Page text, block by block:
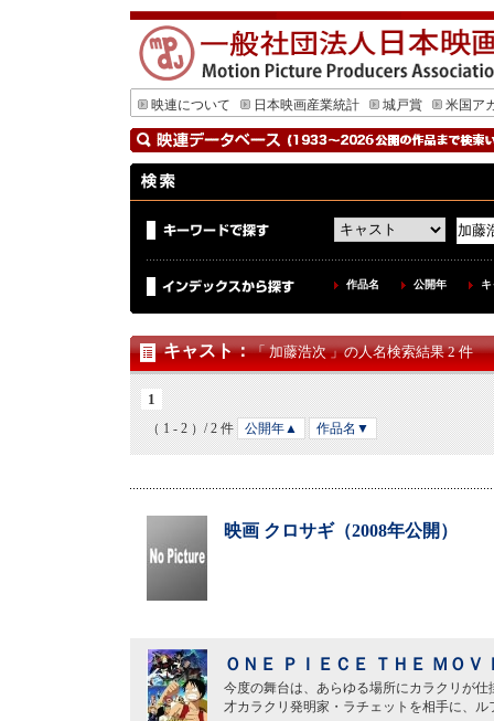
映連について 日本映画産業統計 城戸賞 米国ア
作品名 公開年
キャスト：「 加藤浩次 」の人名検索結果 2 件
1
（ 1 - 2 ）/ 2 件 公開年▲ 作品名▼
映画 クロサギ（2008年公開）
ＯＮＥ ＰＩＥＣＥ ＴＨＥ ＭＯ
今度の舞台は、あらゆる場所にカラクリが
才カラクリ発明家・ラチェットを相手に、